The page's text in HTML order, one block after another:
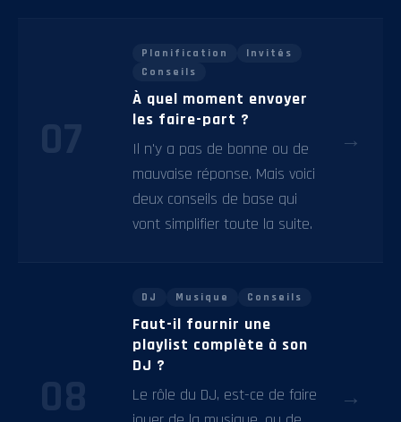
Planification
Invités
Conseils
À quel moment envoyer
les faire-part ?
Il n'y a pas de bonne ou de
mauvaise réponse. Mais voici
deux conseils de base qui
vont simplifier toute la suite.
→
08
DJ Musique Conseils
Faut-il fournir une
playlist complète à son
DJ ?
Le rôle du DJ, est-ce de faire
→